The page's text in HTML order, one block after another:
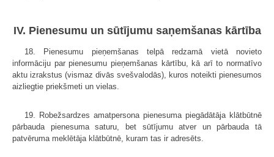
IV. Pienesumu un sūtījumu saņemšanas kārtība
18. Pienesumu pieņemšanas telpā redzamā vietā novieto
informāciju par pienesumu pieņemšanas kārtību, kā arī to normatīvo
aktu izrakstus (vismaz divās svešvalodās), kuros noteikti pienesumos
aizliegtie priekšmeti un vielas.
19. Robežsardzes amatpersona pienesuma piegādātāja klātbūtnē
pārbauda pienesuma saturu, bet sūtījumu atver un pārbauda tā
patvēruma meklētāja klātbūtnē, kuram tas ir adresēts.